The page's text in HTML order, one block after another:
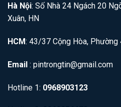
Hà Nội: Số Nhà 24 Ngách 20
Xuân, HN
HCM: 43/37 Cộng Hòa, Phường
Email : pintrongtin@gmail.com
Hotline 1: 0968903123